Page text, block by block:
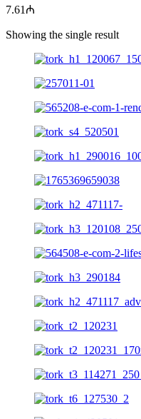
7.61 ₼
Showing the single result